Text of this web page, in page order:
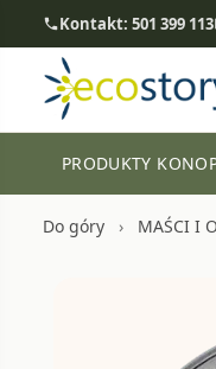
phoneKontakt: 501 399 113
PRODUKTY
Do góry MAŚCI I